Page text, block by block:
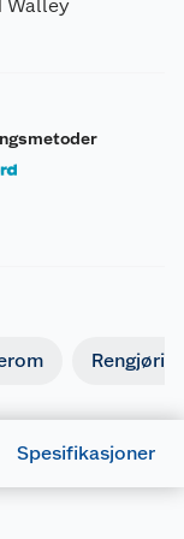
Walley
Spesifikasjoner